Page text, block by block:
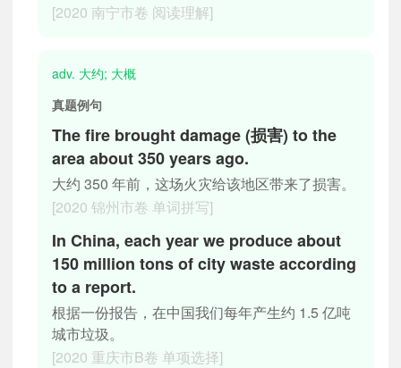
[2020 南宁市卷 阅读理解]
adv. 大约; 大概
真题例句
The fire brought damage (损害) to the
area about 350 years ago.
大约 350 年前，这场火灾给该地区带来了损害。
[2020 锦州市卷 单词拼写]
In China, each year we produce about
150 million tons of city waste according
to a report.
根据一份报告，在中国我们每年产生约 1.5 亿吨
城市垃圾。
[2020 重庆市B卷 单项选择]